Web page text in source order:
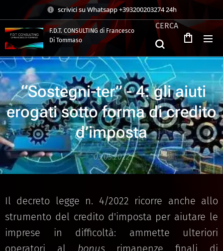
scrivici su Whatsapp +393200203274 24h
F.D.T. CONSULTING di Francesco
Di Tommaso
CERCA
“Sostegni-ter” - 4: gli aiuti
erogati sotto forma di credito
d’imposta
03.05.2022
Il decreto legge n. 4/2022 ricorre anche allo
strumento del credito d'imposta per aiutare le
imprese in difficoltà: ammette ulteriori
operatori al bonusrimanenze finali di